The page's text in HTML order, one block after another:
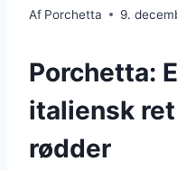
Af Porchetta 9.
Porchetta:
italiensk
rødder